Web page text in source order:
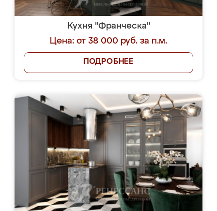
Кухня "Франческа"
Цена: от 38 000 руб. за п.м.
ПОДРОБНЕЕ